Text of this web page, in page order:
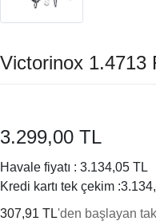
Victorinox 1.4713
3.299,00 TL
Havale fiyatı : 3.134,05 TL
Kredi kartı tek çekim :
307,91 TL'den başlayan